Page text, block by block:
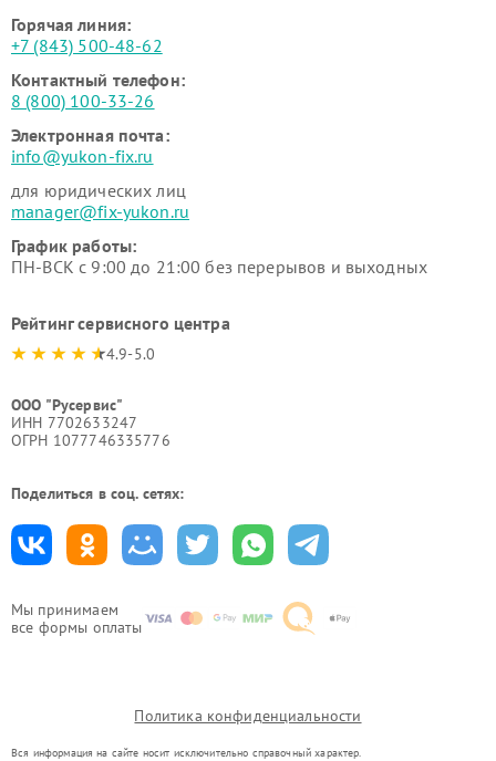
Мы принимаем
все формы оплаты
Горячая линия:
+7 (843) 500-48-62
Контактный телефон:
8 (800) 100-33-26
Электронная почта:
info@yukon-fix.ru
для юридических лиц
manager@fix-yukon.ru
График работы:
ПН-ВСК с 9:00 до 21:00 без перерывов и выходных
Рейтинг сервисного центра
4.9-5.0
ООО "Русервис"
ИНН 7702633247
ОГРН 1077746335776
Поделиться в соц. сетях:
Политика конфиденциальности
Вся информация на сайте носит исключительно справочный характер.